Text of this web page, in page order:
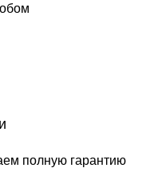
полную гарантию